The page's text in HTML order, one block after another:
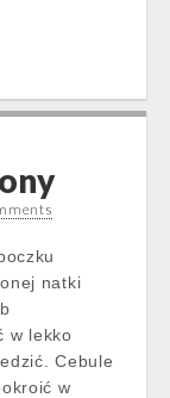
natki
w lekko
Cebule
w